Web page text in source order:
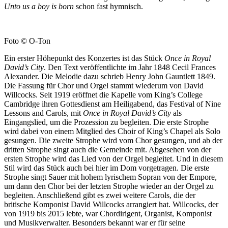
Unto us a boy is born schon fast hymnisch.
Foto © O-Ton
Ein erster Höhepunkt des Konzertes ist das Stück Once in Royal
David’s City. Den Text veröffentlichte im Jahr 1848 Cecil Frances
Alexander. Die Melodie dazu schrieb Henry John Gauntlett 1849.
Die Fassung für Chor und Orgel stammt wiederum von David
Willcocks. Seit 1919 eröffnet die Kapelle vom King’s College
Cambridge ihren Gottesdienst am Heiligabend, das Festival of Nine
Lessons and Carols, mit Once in Royal David’s City als
Eingangslied, um die Prozession zu begleiten. Die erste Strophe
wird dabei von einem Mitglied des Choir of King’s Chapel als Solo
gesungen. Die zweite Strophe wird vom Chor gesungen, und ab der
dritten Strophe singt auch die Gemeinde mit. Abgesehen von der
ersten Strophe wird das Lied von der Orgel begleitet. Und in diesem
Stil wird das Stück auch bei hier im Dom vorgetragen. Die erste
Strophe singt Sauer mit hohem lyrischem Sopran von der Empore,
um dann den Chor bei der letzten Strophe wieder an der Orgel zu
begleiten. Anschließend gibt es zwei weitere Carols, die der
britische Komponist David Willcocks arrangiert hat. Willcocks, der
von 1919 bis 2015 lebte, war Chordirigent, Organist, Komponist
und Musikverwalter. Besonders bekannt war er für seine